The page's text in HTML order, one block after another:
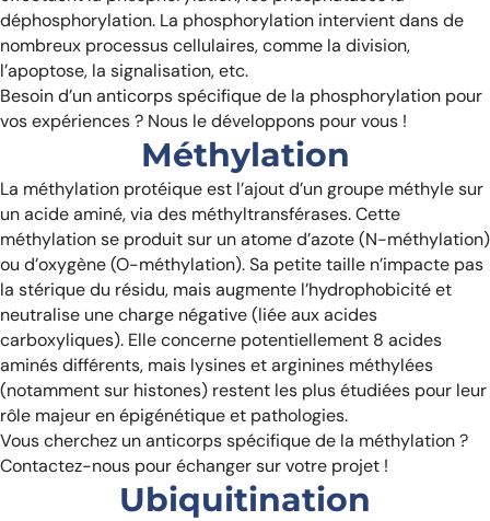
déphosphorylation. La phosphorylation intervient dans de
nombreux processus cellulaires, comme la division,
l’apoptose, la signalisation, etc.
Besoin d’un anticorps spécifique de la phosphorylation pour
vos expériences ? Nous le développons pour vous !
Méthylation
La méthylation protéique est l’ajout d’un groupe méthyle sur
un acide aminé, via des méthyltransférases. Cette
méthylation se produit sur un atome d’azote (N-méthylation)
ou d’oxygène (O-méthylation). Sa petite taille n’impacte pas
la stérique du résidu, mais augmente l’hydrophobicité et
neutralise une charge négative (liée aux acides
carboxyliques). Elle concerne potentiellement 8 acides
aminés différents, mais lysines et arginines méthylées
(notamment sur histones) restent les plus étudiées pour leur
rôle majeur en épigénétique et pathologies.
Vous cherchez un anticorps spécifique de la méthylation ?
Contactez-nous pour échanger sur votre projet !
Ubiquitination